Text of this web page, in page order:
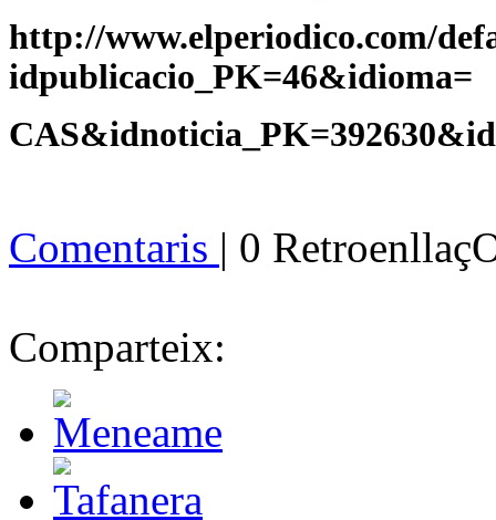
http://www.elperiodico.com/
idpublicacio_PK=46&idioma=
Comentaris | 0
Comparteix: